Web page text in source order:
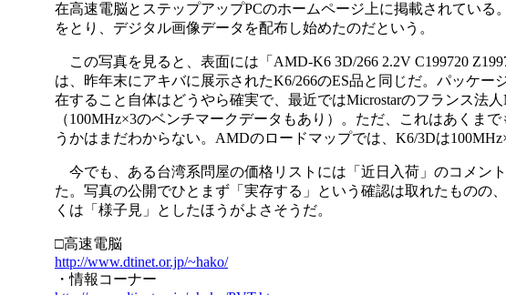
在高速電脳とステップアップPCのホームページ上に掲載されている
をとり、デジタル画像データを配布し始めたのだという。
この写真を見ると、表面には「AMD-K6 3D/266 2.2V C199720
は、昨年末にアキバに展示されたK6/266のES品と同じだ。パッケ
在すること自体はどうやら確実で、最近ではMicrostarのフランス法
（100MHz×3のベンチマークデータもあり）。ただ、これはあくま
うかはまだわからない。AMDのロードマップでは、K6/3Dは
今でも、ある台湾系問屋の価格リストには「近日入荷」のコメン
た。写真の公開でひとまず「実存する」という確認は取れたものの
くは「様子見」としたほうがよさそうだ。
□高速電脳
http://www.dtinet.or.jp/~hako/
・情報コーナー